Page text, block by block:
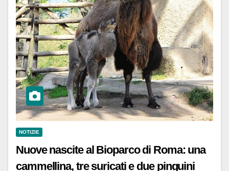
NOTIZIE
Nuove nascite al Bioparco di Roma: una
cammellina, tre suricati e due pinguini